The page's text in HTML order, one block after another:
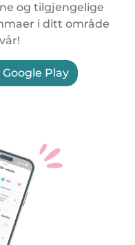
og tilgjengelige
i ditt område
Google Play